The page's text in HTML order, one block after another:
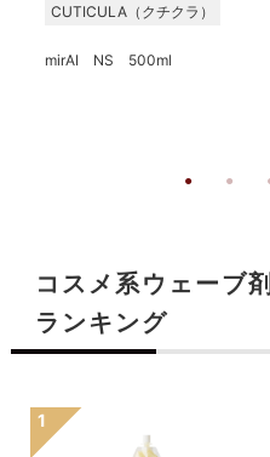
CUTICULA（クチクラ）
mirAI NS 500ml
コスメ系ウェーブ
ランキング